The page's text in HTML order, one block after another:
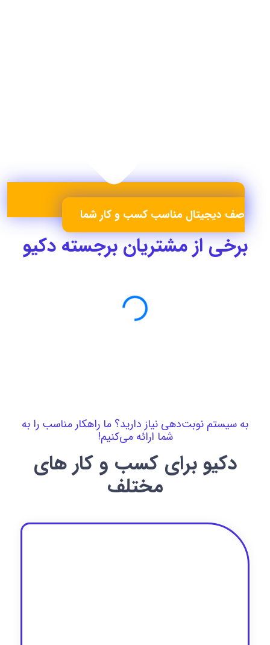
صف دیجیتال مناسب کسب و کار شما
برخی از مشتریان برجسته دکیو
به سیستم نوبت‌دهی نیاز دارید؟ ما راهکار مناسب را به
شما ارائه می‌کنیم!
دکیو برای کسب و کار های
مختلف